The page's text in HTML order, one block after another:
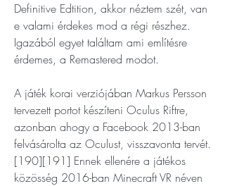
Definitive Edtition, akkor néztem szét, van
e valami érdekes mod a régi részhez.
Igazából egyet találtam ami említésre
érdemes, a Remastered modot.
A játék korai verziójában Markus Persson
tervezett portot készíteni Oculus Riftre,
azonban ahogy a Facebook 2013-ban
felvásárolta az Oculust, visszavonta tervét.
[190][191] Ennek ellenére a játékos
közösség 2016-ban Minecraft VR néven